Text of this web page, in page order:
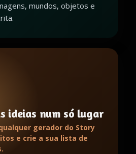
mundos, objetos e
ideias num só lugar
gerador do Story
e crie a sua lista de